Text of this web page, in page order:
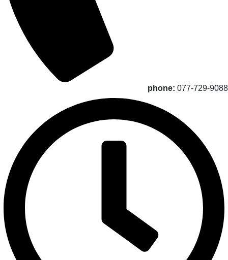
phone: 077-729-9088